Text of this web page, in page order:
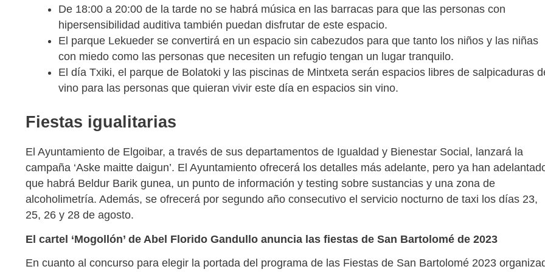
De 18:00 a 20:00 de la tarde no se habrá música en las barracas para que las personas con
hipersensibilidad auditiva también puedan disfrutar de este espacio.
El parque Lekueder se convertirá en un espacio sin cabezudos para que tanto los niños y las niñas
con miedo como las personas que necesiten un refugio tengan un lugar tranquilo.
El día Txiki, el parque de Bolatoki y las piscinas de Mintxeta serán espacios libres de salpicaduras
vino para las personas que quieran vivir este día en espacios sin vino.
Fiestas igualitarias
El Ayuntamiento de Elgoibar, a través de sus departamentos de Igualdad y Bienestar Social, lanzará la
campaña ‘Aske maitte daigun’. El Ayuntamiento ofrecerá los detalles más adelante, pero ya han
que habrá Beldur Barik gunea, un punto de información y testing sobre sustancias y una zona de
alcoholimetría. Además, se ofrecerá por segundo año consecutivo el servicio nocturno de taxi los días 23,
25, 26 y 28 de agosto.
El cartel ‘Mogollón’ de Abel Florido Gandullo anuncia las fiestas de San Bartolomé de 2023
En cuanto al concurso para elegir la portada del programa de las Fiestas de San Bartolomé 2023